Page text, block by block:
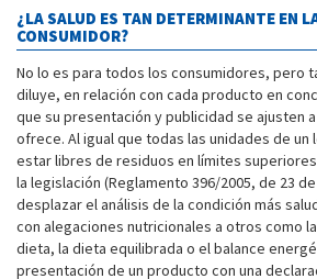
¿LA SALUD ES TAN DETERMINANTE EN
CONSUMIDOR?
No lo es para todos los consumidores, pero
diluye, en relación con cada producto en
que su presentación y publicidad se ajusten
ofrece. Al igual que todas las unidades de
estar libres de residuos en límites
la legislación (Reglamento 396/2005, de 23
desplazar el análisis de la condición más
con alegaciones nutricionales a otros como
dieta, la dieta equilibrada o el balance
presentación de un producto con una